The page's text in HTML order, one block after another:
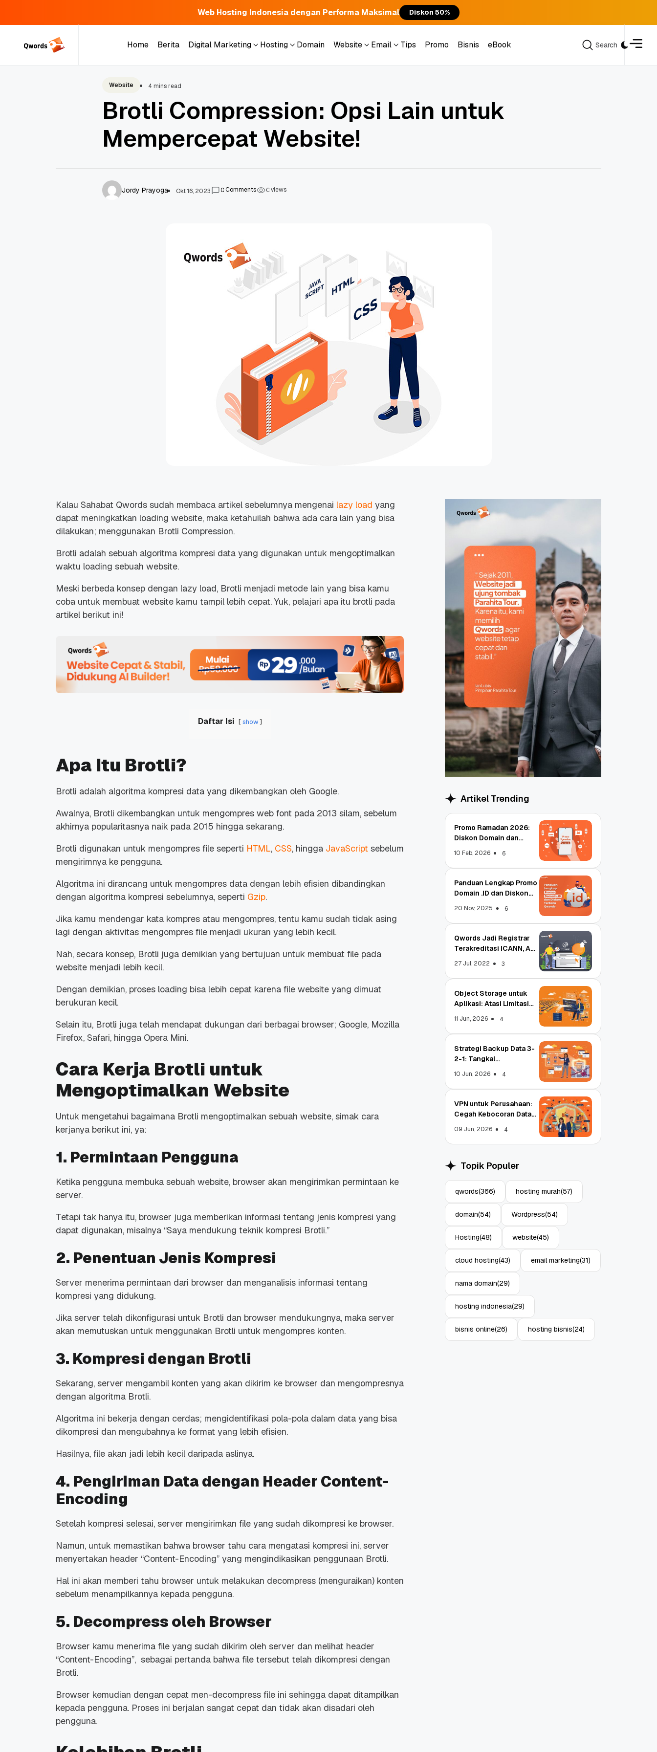
Web Hosting Indonesia dengan Performa Maksimal Diskon 50%
Home
Berita
Digital Marketing
Hosting
Domain
Website
Email
Tips
Promo
Bisnis
eBook
Search
Diskon Domain dan
Hosting Qwords
6
Panduan Lengkap Promo
Domain .ID dan Diskon
Terbaru
Terakreditasi ICANN, Apa
Untungnya?
Object Storage untuk
Media
11 Jun, 2026
Website 4 mins read
Brotli Compression: Opsi Lain untuk
Mempercepat Website!
Jordy Prayoga Okt 16, 2023 0Comments 0views
Kalau Sahabat Qwords sudah membaca artikel sebelumnya mengenai lazy load yang
dapat meningkatkan loading website, maka ketahuilah bahwa ada cara lain yang bisa
dilakukan; menggunakan Brotli Compression.
Brotli adalah sebuah algoritma kompresi data yang digunakan untuk mengoptimalkan
waktu loading sebuah website.
Meski berbeda konsep dengan lazy load, Brotli menjadi metode lain yang bisa kamu
coba untuk membuat website kamu tampil lebih cepat. Yuk, pelajari apa itu brotli pada
artikel berikut ini!
Daftar Isi show
Apa Itu Brotli?
Brotli adalah algoritma kompresi data yang dikembangkan oleh Google.
Awalnya, Brotli dikembangkan untuk mengompres web font pada 2013 silam, sebelum
akhirnya popularitasnya naik pada 2015 hingga sekarang.
Brotli digunakan untuk mengompres file seperti HTML, CSS, hingga JavaScript sebelum
mengirimnya ke pengguna.
Algoritma ini dirancang untuk mengompres data dengan lebih efisien dibandingkan
dengan algoritma kompresi sebelumnya, seperti Gzip.
Jika kamu mendengar kata kompres atau mengompres, tentu kamu sudah tidak asing
lagi dengan aktivitas mengompres file menjadi ukuran yang lebih kecil.
Nah, secara konsep, Brotli juga demikian yang bertujuan untuk membuat file pada
website menjadi lebih kecil.
Dengan demikian, proses loading bisa lebih cepat karena file website yang dimuat
berukuran kecil.
Selain itu, Brotli juga telah mendapat dukungan dari berbagai browser; Google, Mozilla
Firefox, Safari, hingga Opera Mini.
Cara Kerja Brotli untuk
Mengoptimalkan Website
Untuk mengetahui bagaimana Brotli mengoptimalkan sebuah website, simak cara
kerjanya berikut ini, ya:
1. Permintaan Pengguna
Ketika pengguna membuka sebuah website, browser akan mengirimkan permintaan ke
server.
Tetapi tak hanya itu, browser juga memberikan informasi tentang jenis kompresi yang
dapat digunakan, misalnya “Saya mendukung teknik kompresi Brotli.”
2. Penentuan Jenis Kompresi
Server menerima permintaan dari browser dan menganalisis informasi tentang
kompresi yang didukung.
Jika server telah dikonfigurasi untuk Brotli dan browser mendukungnya, maka server
akan memutuskan untuk menggunakan Brotli untuk mengompres konten.
3. Kompresi dengan Brotli
Sekarang, server mengambil konten yang akan dikirim ke browser dan mengompresnya
dengan algoritma Brotli.
Algoritma ini bekerja dengan cerdas; mengidentifikasi pola-pola dalam data yang bisa
dikompresi dan mengubahnya ke format yang lebih efisien.
Hasilnya, file akan jadi lebih kecil daripada aslinya.
4. Pengiriman Data dengan Header Content-
Encoding
Setelah kompresi selesai, server mengirimkan file yang sudah dikompresi ke browser.
Namun, untuk memastikan bahwa browser tahu cara mengatasi kompresi ini, server
menyertakan header “Content-Encoding” yang mengindikasikan penggunaan Brotli.
Hal ini akan memberi tahu browser untuk melakukan decompress (menguraikan) konten
sebelum menampilkannya kepada pengguna.
5. Decompress oleh Browser
Browser kamu menerima file yang sudah dikirim oleh server dan melihat header
“Content-Encoding”, sebagai pertanda bahwa file tersebut telah dikompresi dengan
Brotli.
Browser kemudian dengan cepat men-decompress file ini sehingga dapat ditampilkan
kepada pengguna. Proses ini berjalan sangat cepat dan tidak akan disadari oleh
pengguna.
Artikel Trending
Promo Ramadan 2026:
Diskon Domain dan
10 Feb, 2026 6
Panduan Lengkap Promo
Domain .ID dan Diskon
20 Nov, 2025 6
Qwords Jadi Registrar
Terakreditasi ICANN, Apa
27 Jul, 2022 3
Object Storage untuk
Aplikasi: Atasi Limitasi
11 Jun, 2026 4
Strategi Backup Data 3-
2-1: Tangkal
10 Jun, 2026 4
VPN untuk Perusahaan:
Cegah Kebocoran Data
09 Jun, 2026 4
Topik Populer
qwords(366) hosting murah(57)
domain(54) Wordpress(54)
Hosting(48) website(45)
cloud hosting(43) email marketing(31)
nama domain(29)
hosting indonesia(29)
bisnis online(26) hosting bisnis(24)